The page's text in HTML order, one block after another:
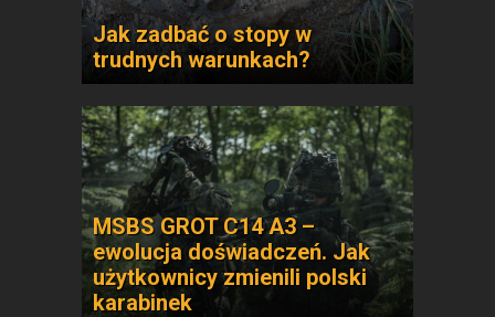
Jak zadbać o stopy w
trudnych warunkach?
MSBS GROT C14 A3 –
ewolucja doświadczeń. Jak
użytkownicy zmienili polski
karabinek